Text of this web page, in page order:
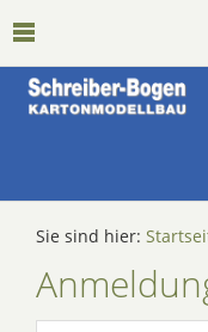
Sie sind hier: